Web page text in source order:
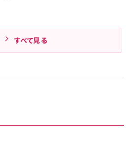
すべて見る